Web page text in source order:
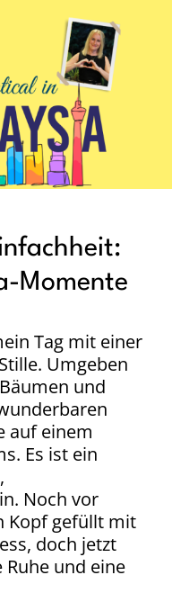
Momente
Tag mit einer
Umgeben
und
auf einem
Es ist ein
Noch vor
Kopf gefüllt mit
doch jetzt
und eine